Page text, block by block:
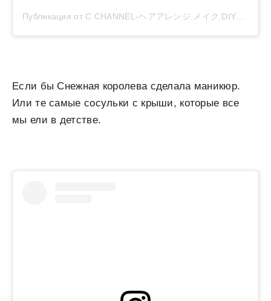
Публикация от C CHANNEL-ヘアアレンジ.メイク.DIY動画 (@cchannel_girls)
Если бы Снежная королева сделала маникюр.
Или те самые сосульки с крыши, которые все
мы ели в детстве.